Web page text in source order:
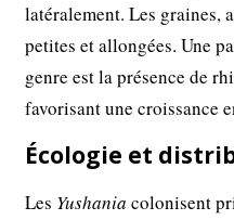
latéralement. Les graines,
petites et allongées. Une
genre est la présence de
favorisant une croissance
Écologie et
Les Yushania colonisent